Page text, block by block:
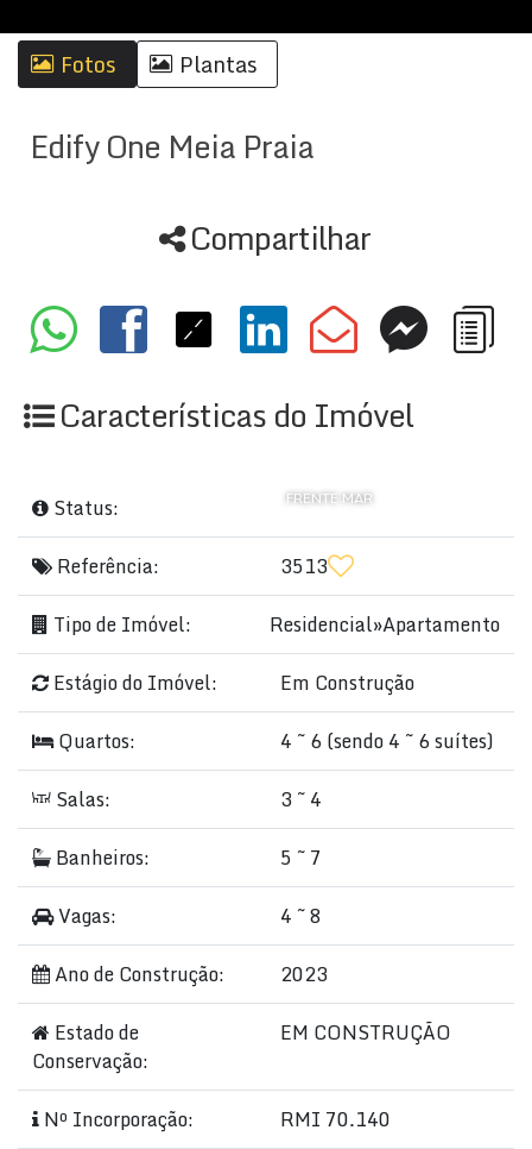
Fotos Plantas
Edify One Meia Praia
Compartilhar
Características do Imóvel
Status: FRENTE MAR
Referência:
3513
Tipo de Imóvel:
Residencial»Apartamento
Estágio do Imóvel:
Em Construção
Quartos:
4 ~ 6 (sendo 4 ~ 6 suítes)
Salas:
3 ~ 4
Banheiros:
5 ~ 7
Vagas:
4 ~ 8
Ano de Construção:
2023
Estado de
Conservação:
EM CONSTRUÇÃO
Nº Incorporação:
RMI 70.140